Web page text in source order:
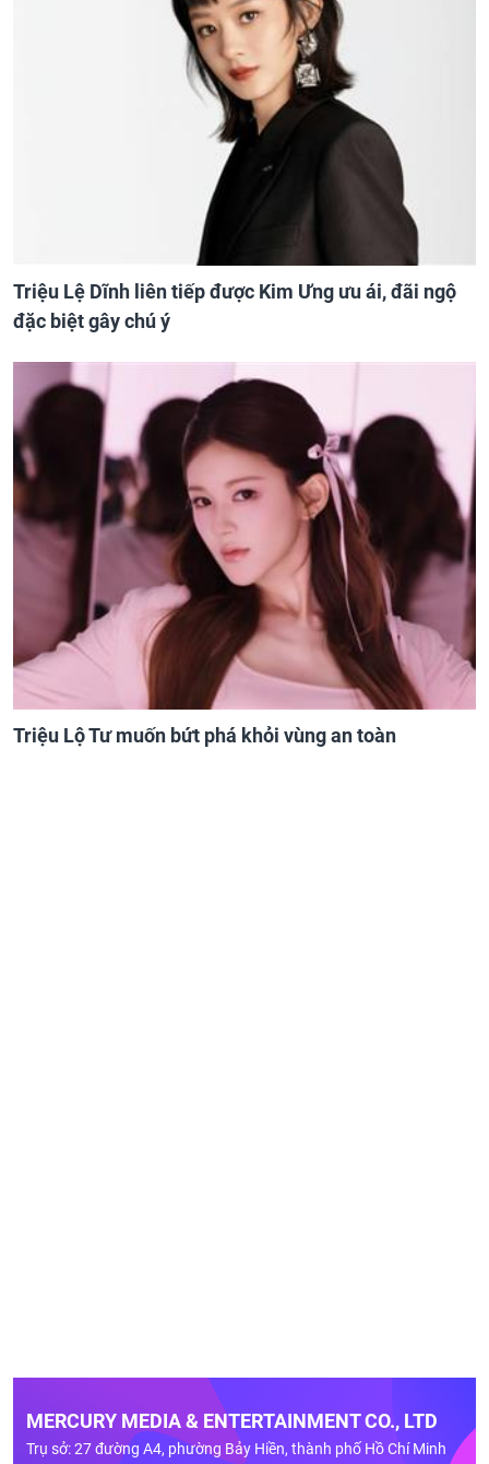
Triệu Lệ Dĩnh liên tiếp được Kim Ưng ưu ái, đãi ngộ
đặc biệt gây chú ý
Triệu Lộ Tư muốn bứt phá khỏi vùng an toàn
MERCURY MEDIA & ENTERTAINMENT CO., LTD
Trụ sở: 27 đường A4, phường Bảy Hiền, thành phố Hồ Chí Minh